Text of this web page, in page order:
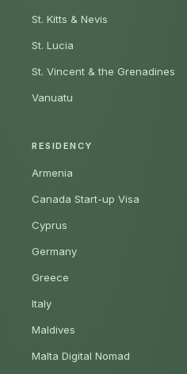
St. Kitts & Nevis
St. Lucia
St. Vincent & the Grenadines
Vanuatu
RESIDENCY
Armenia
Canada Start-up Visa
Cyprus
Germany
Greece
Italy
Maldives
Malta Digital Nomad